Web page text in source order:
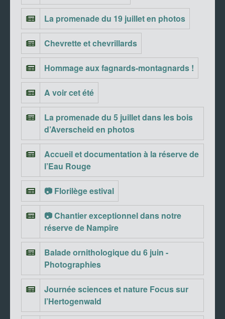
La promenade du 19 juillet en photos
Chevrette et chevrillards
Hommage aux fagnards-montagnards !
A voir cet été
La promenade du 5 juillet dans les bois
d’Averscheid en photos
Accueil et documentation à la réserve de
l’Eau Rouge
📷 Florilège estival
📷 Chantier exceptionnel dans notre
réserve de Nampîre
Balade ornithologique du 6 juin -
Photographies
Journée sciences et nature Focus sur
l’Hertogenwald